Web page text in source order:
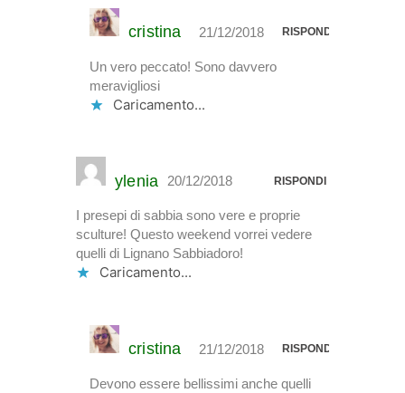
cristina 21/12/2018 RISPONDI
Un vero peccato! Sono davvero
meravigliosi
Caricamento...
ylenia 20/12/2018 RISPONDI
I presepi di sabbia sono vere e proprie
sculture! Questo weekend vorrei vedere
quelli di Lignano Sabbiadoro!
Caricamento...
cristina 21/12/2018 RISPONDI
Devono essere bellissimi anche quelli